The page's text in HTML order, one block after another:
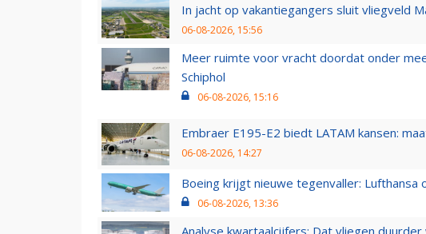
In jacht op vakantiegangers sluit vliegveld
06-08-2026, 15:56
Meer ruimte voor vracht doordat onder
Schiphol
06-08-2026, 15:16
Embraer E195-E2 biedt LATAM kansen:
06-08-2026, 14:27
Boeing krijgt nieuwe tegenvaller:
06-08-2026, 13:36